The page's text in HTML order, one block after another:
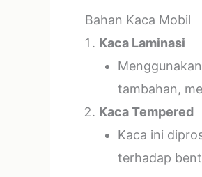
Bahan Kaca Mobil
Kaca Laminasi
tambahan,
Kaca Tempered
Kaca ini
terhadap